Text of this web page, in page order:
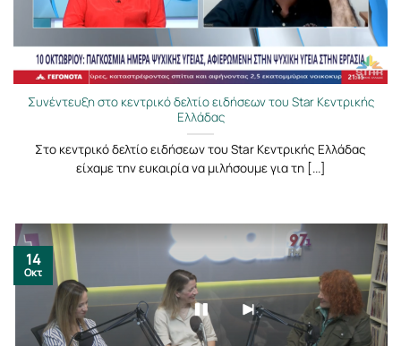
Συνέντευξη στο κεντρικό δελτίο ειδήσεων του Star Κεντρικής
Ελλάδας
Στο κεντρικό δελτίο ειδήσεων του Star Κεντρικής Ελλάδας
είχαμε την ευκαιρία να μιλήσουμε για τη [...]
14
Οκτ